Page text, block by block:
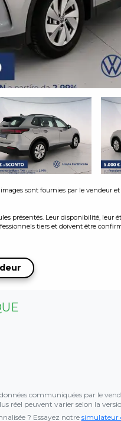
sont fournies par le vendeur
présentés. Leur disponibilité, leur
tiers et doivent être
communiquées par le
réel peuvent varier selon la
? Essayez notre simulateur